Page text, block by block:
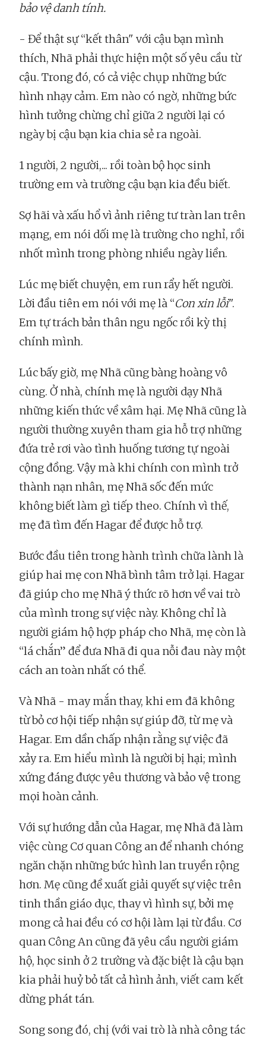
bảo vệ danh tính.
- Để thật sự “kết thân" với cậu bạn mình
thích, Nhã phải thực hiện một số yêu cầu từ
cậu. Trong đó, có cả việc chụp những bức
hình nhạy cảm. Em nào có ngờ, những bức
hình tưởng chừng chỉ giữa 2 người lại có
ngày bị cậu bạn kia chia sẻ ra ngoài.
1 người, 2 người,... rồi toàn bộ học sinh
trường em và trường cậu bạn kia đều biết.
Sợ hãi và xấu hổ vì ảnh riêng tư tràn lan trên
mạng, em nói dối mẹ là trường cho nghỉ, rồi
nhốt mình trong phòng nhiều ngày liền.
Lúc mẹ biết chuyện, em run rẩy hết người.
Lời đầu tiên em nói với mẹ là “Con xin lỗi".
Em tự trách bản thân ngu ngốc rồi kỳ thị
chính mình.
Lúc bấy giờ, mẹ Nhã cũng bàng hoàng vô
cùng. Ở nhà, chính mẹ là người dạy Nhã
những kiến thức về xâm hại. Mẹ Nhã cũng là
người thường xuyên tham gia hỗ trợ những
đứa trẻ rơi vào tình huống tương tự ngoài
cộng đồng. Vậy mà khi chính con mình trở
thành nạn nhân, mẹ Nhã sốc đến mức
không biết làm gì tiếp theo. Chính vì thế,
mẹ đã tìm đến Hagar để được hỗ trợ.
Bước đầu tiên trong hành trình chữa lành là
giúp hai mẹ con Nhã bình tâm trở lại. Hagar
đã giúp cho mẹ Nhã ý thức rõ hơn về vai trò
của mình trong sự việc này. Không chỉ là
người giám hộ hợp pháp cho Nhã, mẹ còn là
“lá chắn” để đưa Nhã đi qua nỗi đau này một
cách an toàn nhất có thể.
Và Nhã - may mắn thay, khi em đã không
từ bỏ cơ hội tiếp nhận sự giúp đỡ, từ mẹ và
Hagar. Em dần chấp nhận rằng sự việc đã
xảy ra. Em hiểu mình là người bị hại; mình
xứng đáng được yêu thương và bảo vệ trong
mọi hoàn cảnh.
Với sự hướng dẫn của Hagar, mẹ Nhã đã làm
việc cùng Cơ quan Công an để nhanh chóng
ngăn chặn những bức hình lan truyền rộng
hơn. Mẹ cũng đề xuất giải quyết sự việc trên
tinh thần giáo dục, thay vì hình sự, bởi mẹ
mong cả hai đều có cơ hội làm lại từ đầu. Cơ
quan Công An cũng đã yêu cầu người giám
hộ, học sinh ở 2 trường và đặc biệt là cậu bạn
kia phải huỷ bỏ tất cả hình ảnh, viết cam kết
dừng phát tán.
Song song đó, chị (với vai trò là nhà công tác